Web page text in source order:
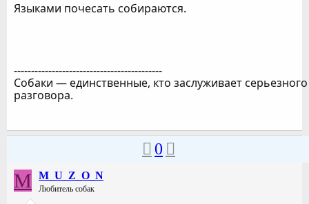
Языками почесать собираются.
-------------------------------------------
Собаки — единственные, кто заслуживает серьезного
разговора.
0
M M_U_Z_O_N
Любитель собак